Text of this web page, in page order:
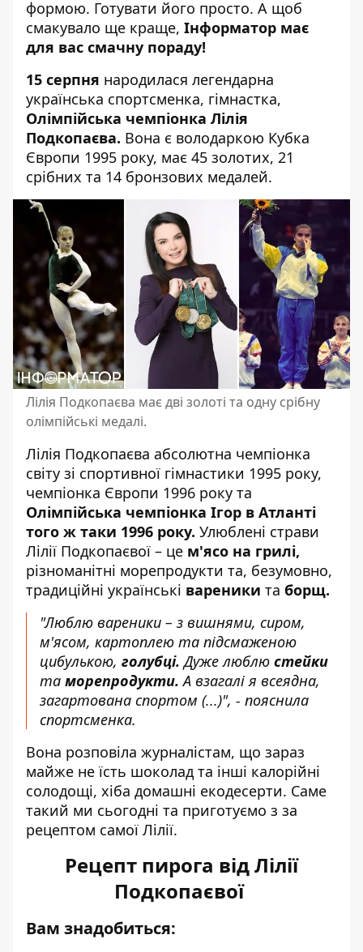
формою. Готувати його просто. А щоб
смакувало ще краще, Інформатор має
для вас смачну пораду!
15 серпня народилася легендарна
українська спортсменка, гімнастка,
Олімпійська чемпіонка Лілія
Подкопаєва. Вона є володаркою Кубка
Європи 1995 року, має 45 золотих, 21
срібних та 14 бронзових медалей.
Лілія Подкопаєва має дві золоті та одну срібну
олімпійські медалі.
Лілія Подкопаєва абсолютна чемпіонка
світу зі спортивної гімнастики 1995 року,
чемпіонка Європи 1996 року та
Олімпійська чемпіонка Ігор в Атланті
того ж таки 1996 року. Улюблені страви
Лілії Подкопаєвої – це м'ясо на грилі,
різноманітні морепродукти та, безумовно,
традиційні українські вареники та борщ.
"Люблю вареники – з вишнями, сиром,
м'ясом, картоплею та підсмаженою
цибулькою, голубці. Дуже люблю стейки
та морепродукти. А взагалі я всеядна,
загартована спортом (...)", - пояснила
спортсменка.
Вона розповіла журналістам, що зараз
майже не їсть шоколад та інші калорійні
солодощі, хіба домашні екодесерти. Саме
такий ми сьогодні та приготуємо з за
рецептом самої Лілії.
Рецепт пирога від Лілії
Подкопаєвої
Вам знадобиться: